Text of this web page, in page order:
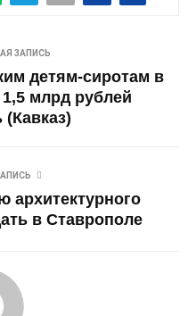
ЗАПИСЬ
детям-сиротам в
1,5 млрд рублей
архитектурного
в Ставрополе